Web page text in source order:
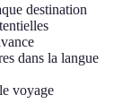
destination
dans la langue
voyage